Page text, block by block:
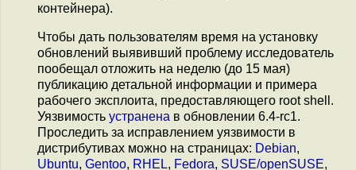
контейнера).
Чтобы дать пользователям время на установку
обновлений выявивший проблему исследователь
пообещал отложить на неделю (до 15 мая)
публикацию детальной информации и примера
рабочего эксплоита, предоставляющего root shell.
Уязвимость устранена в обновлении 6.4-rc1.
Проследить за исправлением уязвимости в
дистрибутивах можно на страницах: Debian,
Ubuntu, Gentoo, RHEL, Fedora, SUSE/openSUSE,